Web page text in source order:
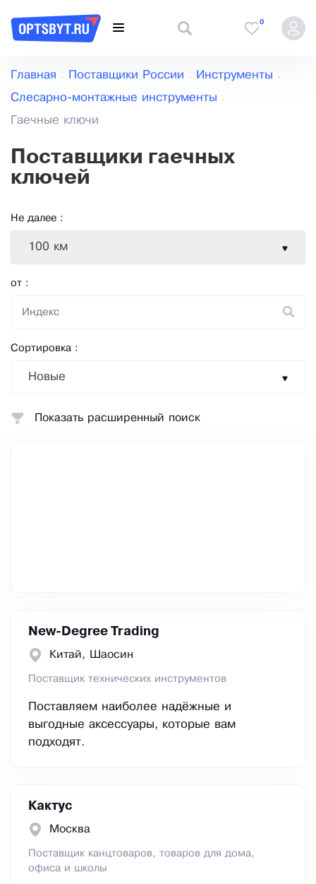
0
Главная Поставщики России Инструменты
Слесарно-монтажные инструменты
Гаечные ключи
Поставщики гаечных
ключей
Не далее :
100 км
от :
Сортировка :
Новые
New-Degree Trading
Китай, Шаосин
Поставщик технических инструментов
Поставляем наиболее надёжные и
выгодные аксессуары, которые вам
подходят.
Кактус
Москва
Поставщик канцтоваров, товаров для дома,
офиса и школы
Показать расширенный поиск